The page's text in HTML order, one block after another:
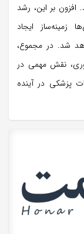
افزون بر این، رشد
ایجاد
شد. در مجموع،
نقش مهمی در
پزشکی در آینده